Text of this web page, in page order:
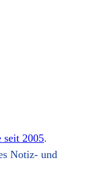
seit 2005.
Notiz- und